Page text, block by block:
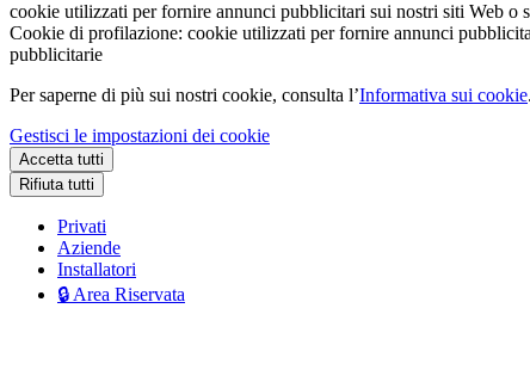
cookie utilizzati per fornire annunci pubblicitari sui nostri siti Web o
Cookie di profilazione: cookie utilizzati per fornire annunci
pubblicitarie
Per saperne di più sui nostri cookie, consulta l’Informativa sui cookie.
Gestisci le impostazioni dei cookie
Accetta tutti
Rifiuta tutti
Privati
Aziende
Installatori
🔒 Area Riservata